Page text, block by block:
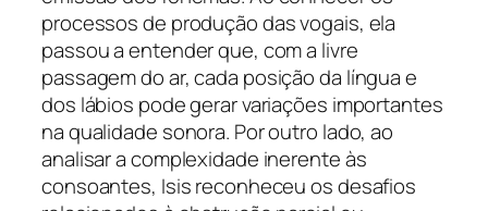
processos de produção das vogais, ela
passou a entender que, com a livre
passagem do ar, cada posição da língua e
dos lábios pode gerar variações importantes
na qualidade sonora. Por outro lado, ao
analisar a complexidade inerente às
consoantes, Isis reconheceu os desafios